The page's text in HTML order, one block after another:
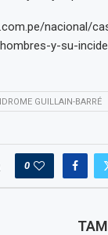
nacional/
y-su-
GUILLAIN-BARRÉ
0